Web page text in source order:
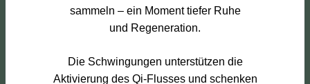
sammeln – ein Moment tiefer Ruhe
und Regeneration.
Die Schwingungen unterstützen die
Aktivierung des Qi-Flusses und schenken